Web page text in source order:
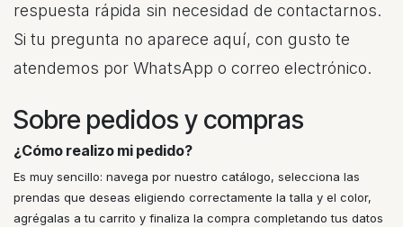
respuesta rápida sin necesidad de contactarnos.
Si tu pregunta no aparece aquí, con gusto te
atendemos por WhatsApp o correo electrónico.
Sobre pedidos y compras
¿Cómo realizo mi pedido?
Es muy sencillo: navega por nuestro catálogo, selecciona las
prendas que deseas eligiendo correctamente la talla y el color,
agrégalas a tu carrito y finaliza la compra completando tus datos